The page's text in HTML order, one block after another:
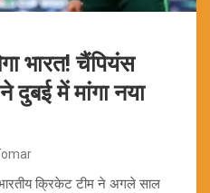
भारत! चैंपियंस
दुबई में मांगा नया
क्रिकेट टीम ने अगले साल